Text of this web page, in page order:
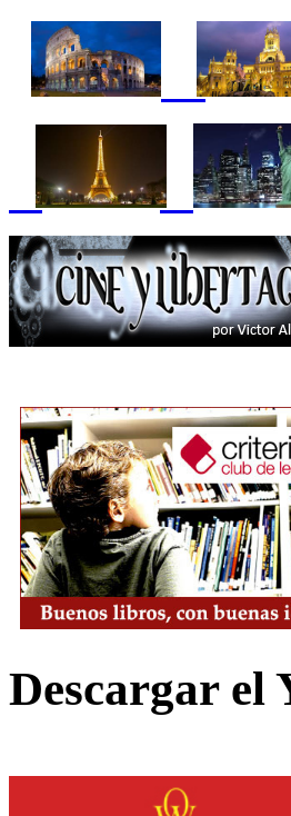
Descargar el